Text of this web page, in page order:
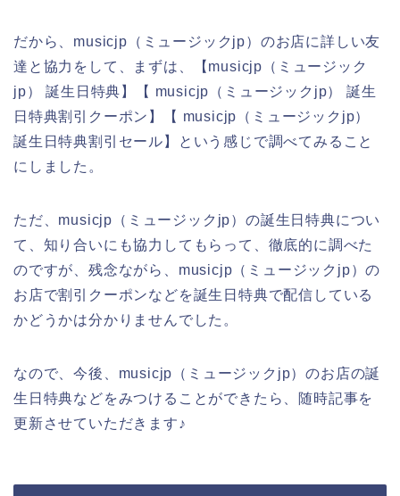
だから、musicjp（ミュージックjp）のお店に詳しい友
達と協力をして、まずは、【musicjp（ミュージック
jp） 誕生日特典】【 musicjp（ミュージックjp） 誕生
日特典割引クーポン】【 musicjp（ミュージックjp）
誕生日特典割引セール】という感じで調べてみること
にしました。
ただ、musicjp（ミュージックjp）の誕生日特典につい
て、知り合いにも協力してもらって、徹底的に調べた
のですが、残念ながら、musicjp（ミュージックjp）の
お店で割引クーポンなどを誕生日特典で配信している
かどうかは分かりませんでした。
なので、今後、musicjp（ミュージックjp）のお店の誕
生日特典などをみつけることができたら、随時記事を
更新させていただきます♪